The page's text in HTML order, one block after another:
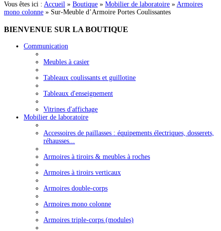
Vous êtes ici : Accueil » Boutique » Mobilier de laboratoire » Armoires
mono colonne » Sur-Meuble d’Armoire Portes Coulissantes
BIENVENUE SUR LA BOUTIQUE
Communication
Meubles à casier
Tableaux coulissants et guillotine
Tableaux d'enseignement
Vitrines d'affichage
Mobilier de laboratoire
Accessoires de paillasses : équipements électriques, dosserets,
réhausses...
Armoires à tiroirs & meubles à roches
Armoires à tiroirs verticaux
Armoires double-corps
Armoires mono colonne
Armoires triple-corps (modules)